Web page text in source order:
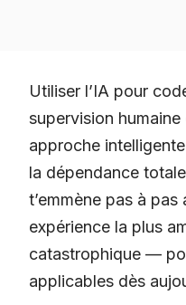
Utiliser l’IA pour
supervision
approche
la dépendance
t’emmène pas à
expérience la plus
catastrophique —
applicables dès